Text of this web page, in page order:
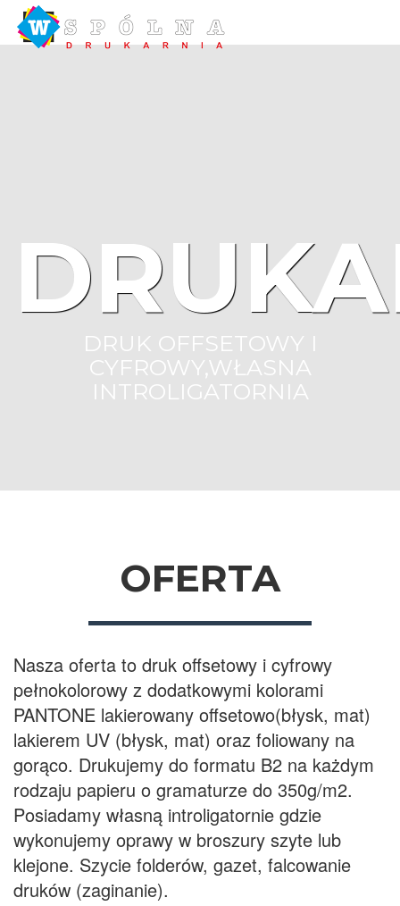
DRUK OFFSETOWY I
CYFROWY,WŁASNA
INTROLIGATORNIA
OFERTA
Nasza oferta to druk offsetowy i cyfrowy
pełnokolorowy z dodatkowymi kolorami
PANTONE lakierowany offsetowo(błysk, mat)
lakierem UV (błysk, mat) oraz foliowany na
gorąco. Drukujemy do formatu B2 na każdym
rodzaju papieru o gramaturze do 350g/m2.
Posiadamy własną introligatornie gdzie
wykonujemy oprawy w broszury szyte lub
klejone. Szycie folderów, gazet, falcowanie
druków (zaginanie).